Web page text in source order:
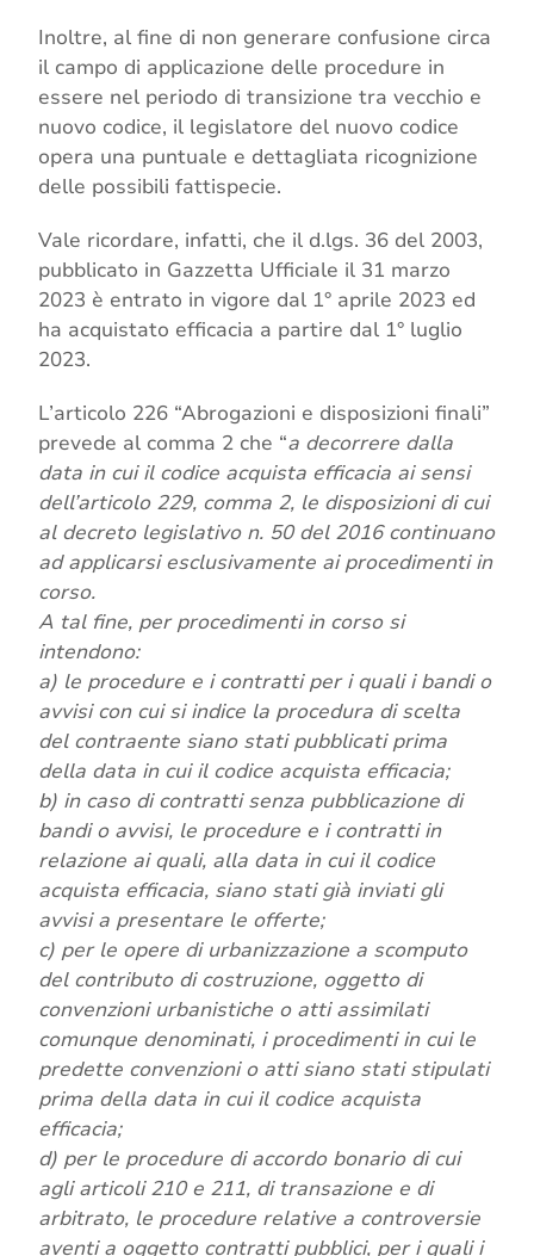
Inoltre, al fine di non generare confusione circa
il campo di applicazione delle procedure in
essere nel periodo di transizione tra vecchio e
nuovo codice, il legislatore del nuovo codice
opera una puntuale e dettagliata ricognizione
delle possibili fattispecie.
Vale ricordare, infatti, che il d.lgs. 36 del 2003,
pubblicato in Gazzetta Ufficiale il 31 marzo
2023 è entrato in vigore dal 1° aprile 2023 ed
ha acquistato efficacia a partire dal 1° luglio
2023.
L’articolo 226 “Abrogazioni e disposizioni finali”
prevede al comma 2 che “a decorrere dalla
data in cui il codice acquista efficacia ai sensi
dell’articolo 229, comma 2, le disposizioni di cui
al decreto legislativo n. 50 del 2016 continuano
ad applicarsi esclusivamente ai procedimenti in
corso.
A tal fine, per procedimenti in corso si
intendono:
a) le procedure e i contratti per i quali i bandi o
avvisi con cui si indice la procedura di scelta
del contraente siano stati pubblicati prima
della data in cui il codice acquista efficacia;
b) in caso di contratti senza pubblicazione di
bandi o avvisi, le procedure e i contratti in
relazione ai quali, alla data in cui il codice
acquista efficacia, siano stati già inviati gli
avvisi a presentare le offerte;
c) per le opere di urbanizzazione a scomputo
del contributo di costruzione, oggetto di
convenzioni urbanistiche o atti assimilati
comunque denominati, i procedimenti in cui le
predette convenzioni o atti siano stati stipulati
prima della data in cui il codice acquista
efficacia;
d) per le procedure di accordo bonario di cui
agli articoli 210 e 211, di transazione e di
arbitrato, le procedure relative a controversie
aventi a oggetto contratti pubblici, per i quali i